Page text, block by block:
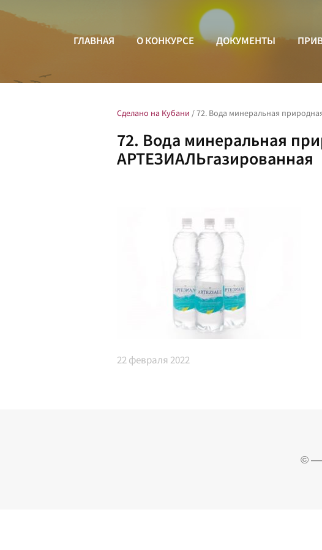
ГЛАВНАЯ О КОНКУРСЕ ДОКУМЕНТЫ
Сделано на Кубани /72. Вода минеральная
72. Вода минеральная
АРТЕЗИАЛЬгазированная
22февраля 2022
© —